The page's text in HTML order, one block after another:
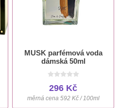
MUSK parfémová voda
dámská 50ml
296 Kč
měrná cena 592 Kč / 100ml